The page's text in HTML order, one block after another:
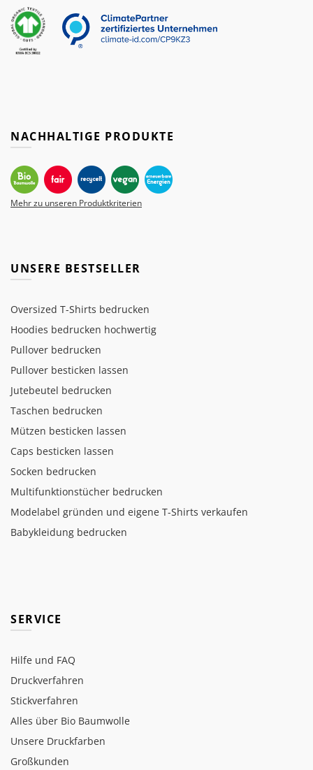
NACHHALTIGE PRODUKTE
Mehr zu unseren Produktkriterien
UNSERE BESTSELLER
Oversized T-Shirts bedrucken
Hoodies bedrucken hochwertig
Pullover bedrucken
Pullover besticken lassen
Jutebeutel bedrucken
Taschen bedrucken
Mützen besticken lassen
Caps besticken lassen
Socken bedrucken
Multifunktionstücher bedrucken
Modelabel gründen und eigene T-Shirts verkaufen
Babykleidung bedrucken
SERVICE
Hilfe und FAQ
Druckverfahren
Stickverfahren
Alles über Bio Baumwolle
Unsere Druckfarben
Großkunden